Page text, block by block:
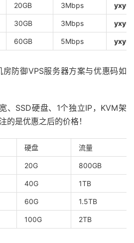
20GB 3Mbps
30GB 3Mbps
60GB 5Mbps
防御VPS服务器方案与优惠码如
、SSD硬盘、1个独立IP，KVM架
的是优惠之后的价格！
硬盘 流量
20G 800GB
40G 1TB
60G 1.5TB
100G 2TB